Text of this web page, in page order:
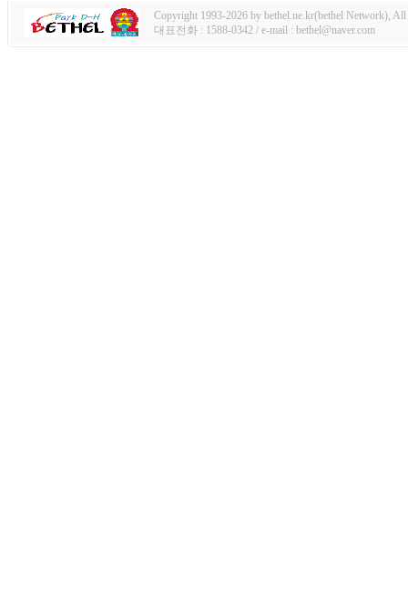
Copyright 1993-2026 by bethel.ne.kr(bethel Network), All
대표전화 : 1588-0342 / e-mail : bethel@naver.com